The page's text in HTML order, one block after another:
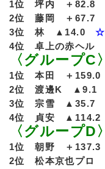
1位 坪内 ＋82.8
2位 藤岡 ＋67.7
3位 林 ▲14.0
☆
4位 卓上の赤ヘル
〈グループC〉
1位 本田 ＋159.0
2位 渡邊K ▲9.1
3位 宗雪 ▲35.7
4位 貞安 ▲114.2
〈グループD〉
1位 朝野 ＋137.3
2位 松本京也プロ